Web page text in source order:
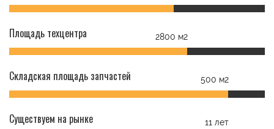
Площадь техцентра 2800 м2
Складская площадь запчастей 500 м2
Существуем на рынке 11 лет